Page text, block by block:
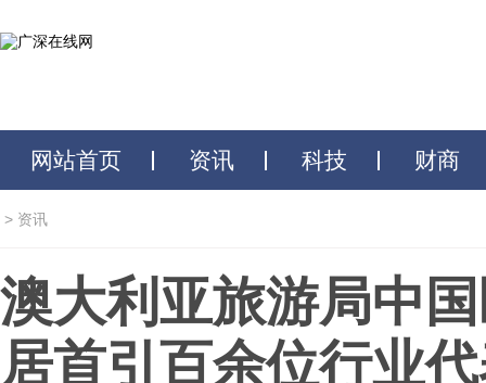
网站首页 资讯 科技 财商
> 资讯
澳大利亚旅游局中
居首引百余位行业